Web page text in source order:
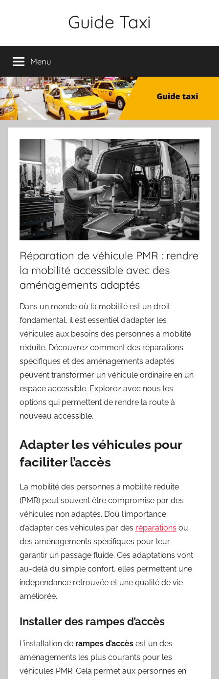
Guide Taxi
Menu
Réparation de véhicule PMR : rendre
la mobilité accessible avec des
aménagements adaptés
Dans un monde où la mobilité est un droit
fondamental, il est essentiel d’adapter les
véhicules aux besoins des personnes à mobilité
réduite. Découvrez comment des réparations
spécifiques et des aménagements adaptés
peuvent transformer un véhicule ordinaire en un
espace accessible. Explorez avec nous les
options qui permettent de rendre la route à
nouveau accessible.
Adapter les véhicules pour
faciliter l’accès
La mobilité des personnes à mobilité réduite
(PMR) peut souvent être compromise par des
véhicules non adaptés. D’où l’importance
d’adapter ces véhicules par des réparations ou
des aménagements spécifiques pour leur
garantir un passage fluide. Ces adaptations vont
au-delà du simple confort, elles permettent une
indépendance retrouvée et une qualité de vie
améliorée.
Installer des rampes d’accès
L’installation de rampes d’accès est un des
aménagements les plus courants pour les
véhicules PMR. Cela permet aux personnes en